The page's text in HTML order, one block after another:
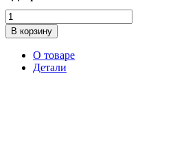
Количество
товара
Дверь
межкомнатная
Florence
В корзину
О товаре
Детали